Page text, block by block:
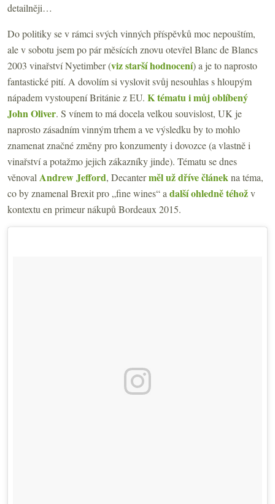
detailněji…
Do politiky se v rámci svých vinných příspěvků moc nepouštím,
ale v sobotu jsem po pár měsících znovu otevřel Blanc de Blancs
2003 vinařství Nyetimber (viz starší hodnocení) a je to naprosto
fantastické pití. A dovolím si vyslovit svůj nesouhlas s hloupým
nápadem vystoupení Británie z EU. K tématu i můj oblíbený
John Oliver. S vínem to má docela velkou souvislost, UK je
naprosto zásadním vinným trhem a ve výsledku by to mohlo
znamenat značné změny pro konzumenty i dovozce (a vlastně i
vinařství a potažmo jejich zákazníky jinde). Tématu se dnes
věnoval Andrew Jefford, Decanterměl už dříve článekna téma,
co by znamenal Brexit pro „fine wines“ a další ohledně téhožv
kontextu en primeur nákupů Bordeaux 2015.